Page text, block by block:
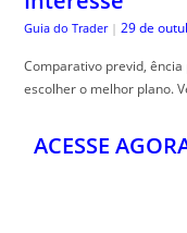
Guia do Trader | 29 de
Comparativo previd,
escolher o melhor plano.
ACESSE